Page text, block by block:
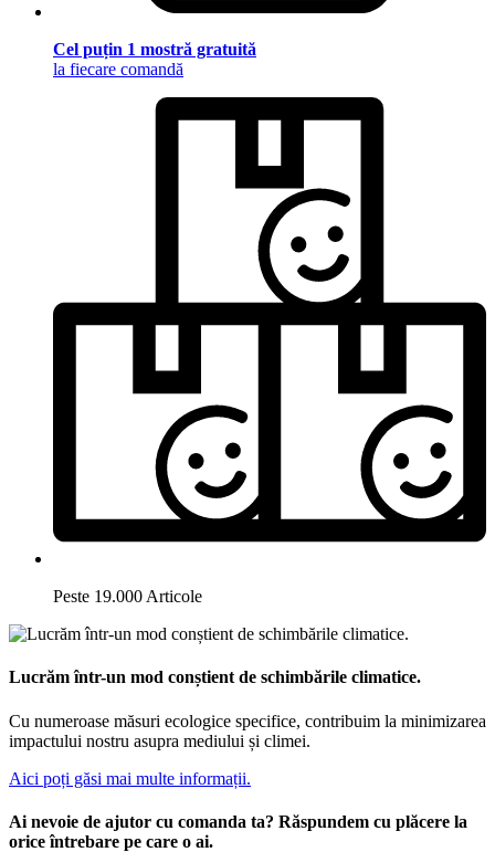
Cel puțin 1 mostră gratuită
la fiecare comandă
Peste 19.000 Articole
Lucrăm într-un mod conștient de schimbările climatice.
Cu numeroase măsuri ecologice specifice, contribuim la minimizarea
impactului nostru asupra mediului și climei.
Aici poți găsi mai multe informații.
Ai nevoie de ajutor cu comanda ta? Răspundem cu plăcere la
orice întrebare pe care o ai.